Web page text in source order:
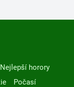
Nejlepší horory
Počasí